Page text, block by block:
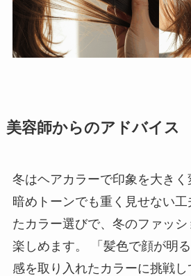
美容師からのアドバイス
冬はヘアカラーで印象を大きく
暗めトーンでも重く見せない
たカラー選びで、冬のファッ
楽しめます。 「髪色で顔が明
感を取り入れたカラーに挑戦し